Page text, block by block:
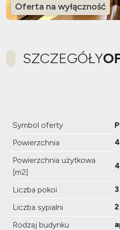
Oferta na wyłączność
SZCZEGÓŁY
Symbol oferty
Powierzchnia
Powierzchnia użytkowa
[m2]
Liczba pokoi
3
Liczba sypialni
2
Rodzaj budynku